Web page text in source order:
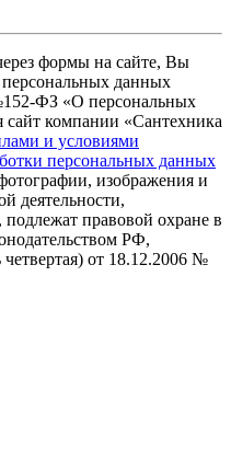
формы на сайте, Вы
персональных данных
ФЗ «О персональных
компании «Cантехника
и условиями
персональных данных
изображения и
деятельности,
правовой охране в
РФ,
от 18.12.2006 №